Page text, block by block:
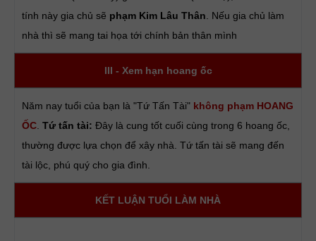
tính này gia chủ sẽ phạm Kim Lâu Thân . Nếu gia chủ làm
nhà thì sẽ mang tai họa tới chính bản thân mình
III - Xem hạn hoang ốc
Năm nay tuổi của bạn là "Tứ Tấn Tài" không phạm HOANG
ỐC Tứ tấn tài: Đây là cung tốt cuối cùng trong 6 hoang ốc,
thường được lựa chọn để xây nhà. Tứ tấn tài sẽ mang đến
tài lộc, phú quý cho gia đình.
KẾT LUẬN TUỔI LÀM NHÀ